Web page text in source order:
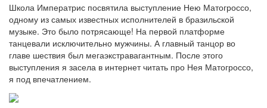
Школа Императрис посвятила выступление Нею Матогроссо,
одному из самых известных исполнителей в бразильской
музыке. Это было потрясающе! На первой платформе
танцевали исключительно мужчины. А главный танцор во
главе шествия был мегаэкстравагантным. После этого
выступления я засела в интернет читать про Нея Матогроссо,
я под впечатлением.